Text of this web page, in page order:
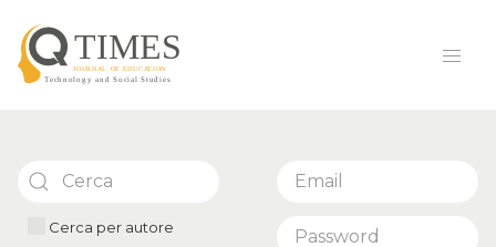
Cerca per autore